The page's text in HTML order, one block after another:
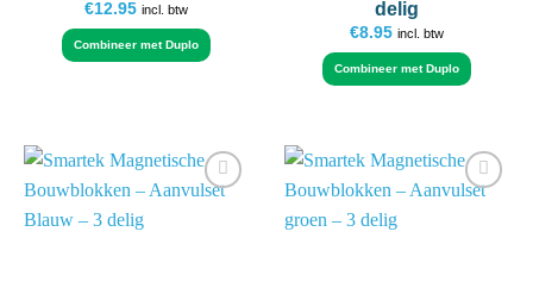
€12.95 incl. btw
Combineer met Duplo
delig
€8.95 incl. btw
Combineer met Duplo